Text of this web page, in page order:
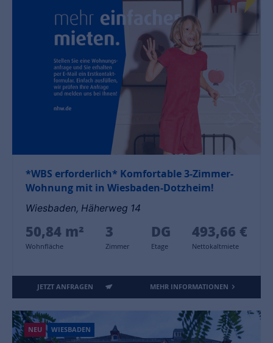
*WBS erforderlich* Komfortable 3-Zimmer-
Wohnung mit in Wiesbaden-Dotzheim!
Wiesbaden, Häherweg 14
50,84 m²
Wohnfläche
3
Zimmer
DG
Etage
493,66 €
Nettokaltmiete
JETZT ANFRAGEN MEHR INFORMATIONEN
NEU WIESBADEN